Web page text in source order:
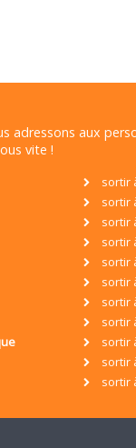
adressons aux
vite !
sortir
sortir
sortir
sortir
sortir
sortir
sortir
sortir
sortir
sortir
sortir